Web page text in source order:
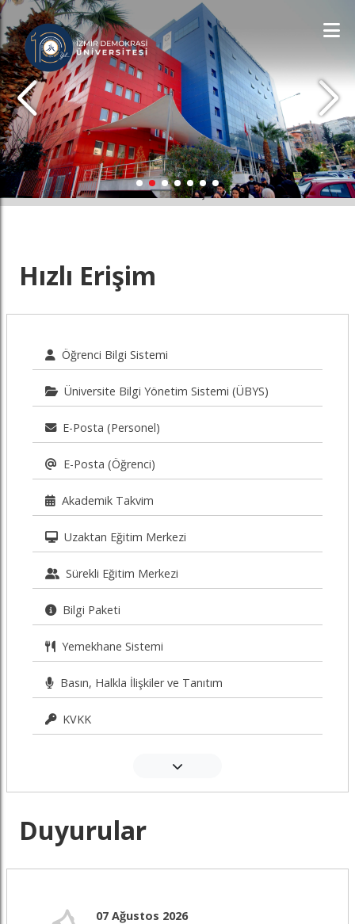
İDÜ'YÜ KEŞFET
Hızlı Erişim
Öğrenci Bilgi Sistemi
Üniversite Bilgi Yönetim Sistemi (ÜBYS)
E-Posta (Personel)
E-Posta (Öğrenci)
Akademik Takvim
Uzaktan Eğitim Merkezi
Sürekli Eğitim Merkezi
Bilgi Paketi
Yemekhane Sistemi
Basın, Halkla İlişkiler ve Tanıtım
KVKK
Duyurular
07 Ağustos 2026